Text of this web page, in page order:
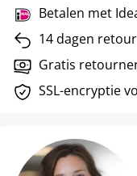
Betalen met
14 dagen
Gratis
SSL-encryptie